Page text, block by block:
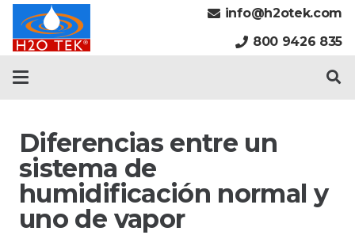
info@h2otek.com
800 9426 835
Diferencias entre un
sistema de
humidificación normal y
uno de vapor